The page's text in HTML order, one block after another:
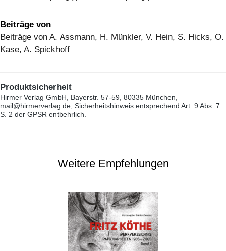
Beiträge von
Beiträge von A. Assmann, H. Münkler, V. Hein, S. Hicks, O.
Kase, A. Spickhoff
Produktsicherheit
Hirmer Verlag GmbH, Bayerstr. 57-59, 80335 München,
mail@hirmerverlag.de, Sicherheitshinweis entsprechend Art. 9 Abs. 7
S. 2 der GPSR entbehrlich.
Weitere Empfehlungen